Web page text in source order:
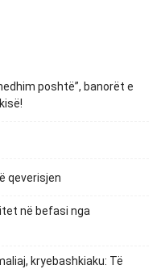
poshtë”, banorët e
qeverisjen
në befasi nga
kryebashkiaku: Të